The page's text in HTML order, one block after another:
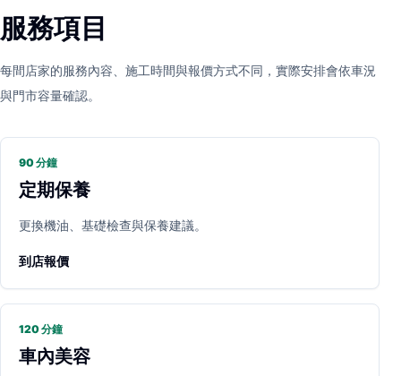
服務項目
每間店家的服務內容、施工時間與報價方式不同，實際安排會依車況
與門市容量確認。
90 分鐘
定期保養
更換機油、基礎檢查與保養建議。
到店報價
120 分鐘
車內美容